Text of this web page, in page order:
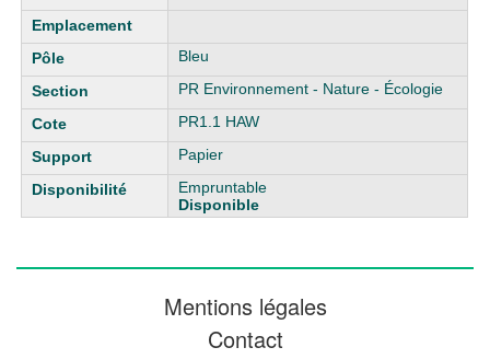
Bleu
PR Environnement - Nature - Écologie
PR1.1 HAW
Papier
Empruntable
Disponible
Mentions légales
Contact